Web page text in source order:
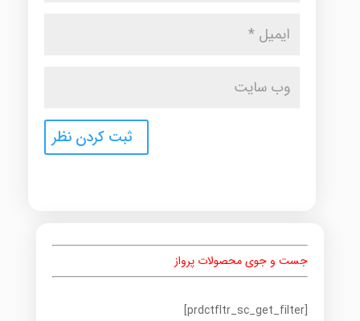
جست و جوی محصولات پرواز
[prdctfltr_sc_get_filter]